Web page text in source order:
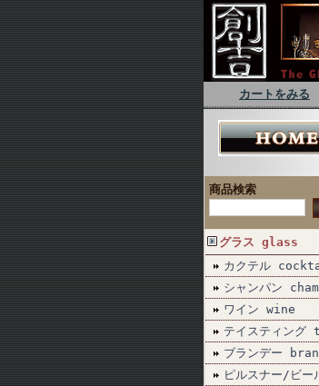
カートをみる
商品検索
グラス glass
カクテル
シャンパン
ワイン wine
テイスティン
ブランデー
ピルスナー/ビ